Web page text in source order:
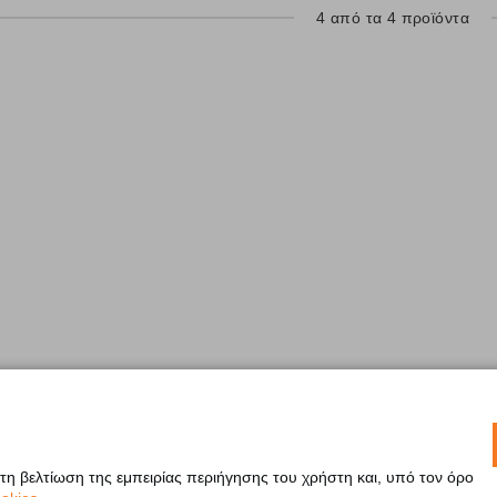
4 από τα 4 προϊόντα
βελτίωση της εμπειρίας περιήγησης του χρήστη και, υπό τον όρο